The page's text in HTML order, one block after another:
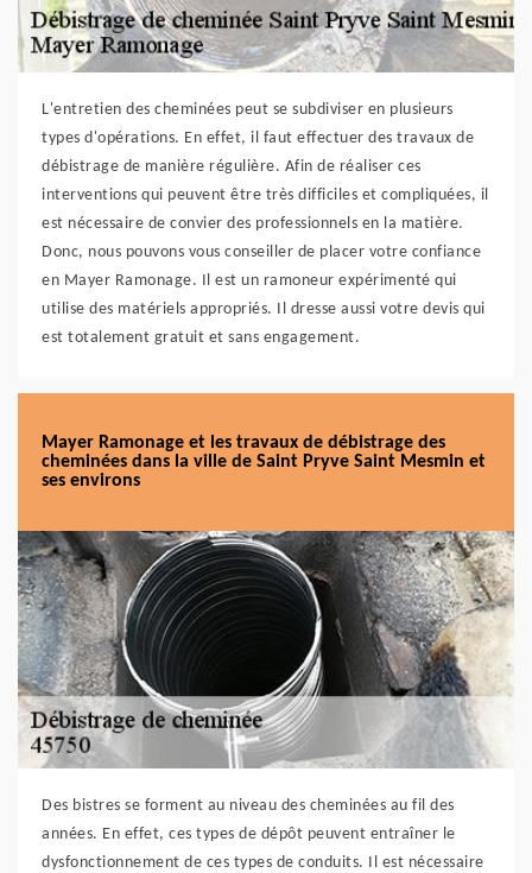
L'entretien des cheminées peut se subdiviser en plusieurs
types d'opérations. En effet, il faut effectuer des travaux de
débistrage de manière régulière. Afin de réaliser ces
interventions qui peuvent être très difficiles et compliquées, il
est nécessaire de convier des professionnels en la matière.
Donc, nous pouvons vous conseiller de placer votre confiance
en Mayer Ramonage. Il est un ramoneur expérimenté qui
utilise des matériels appropriés. Il dresse aussi votre devis qui
est totalement gratuit et sans engagement.
Mayer Ramonage et les travaux de débistrage des
cheminées dans la ville de Saint Pryve Saint Mesmin et
ses environs
Des bistres se forment au niveau des cheminées au fil des
années. En effet, ces types de dépôt peuvent entraîner le
dysfonctionnement de ces types de conduits. Il est nécessaire